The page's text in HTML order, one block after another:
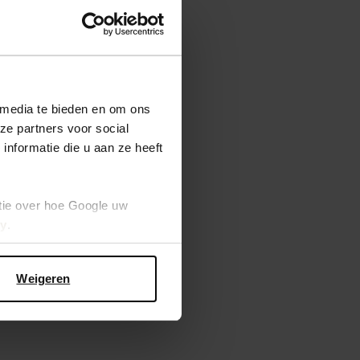
te bieden en om ons
partners voor social
die u aan ze heeft
over hoe Google uw
Weigeren